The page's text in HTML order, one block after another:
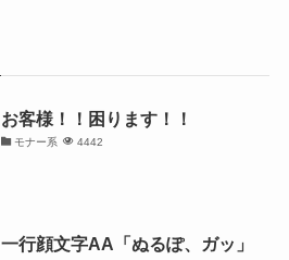
お客様！！困ります！！
モナー系 4442
一行顔文字AA「ぬるぽ、ガッ」